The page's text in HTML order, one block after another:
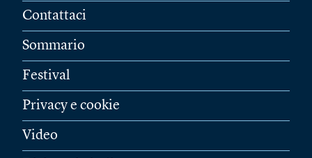
Contattaci
Sommario
Festival
Privacy e cookie
Video